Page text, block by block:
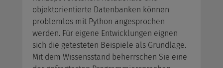
objektorientierte Datenbanken können
problemlos mit Python angesprochen
werden. Für eigene Entwicklungen eignen
sich die getesteten Beispiele als Grundlage.
Mit dem Wissensstand beherrschen Sie eine